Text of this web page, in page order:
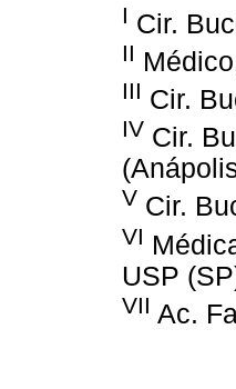
I Cir.
II
III Cir.
IV Cir.
V Cir.
VI
USP
VII Ac.